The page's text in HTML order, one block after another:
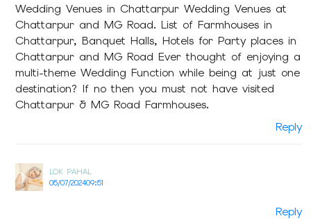
Wedding Venues in Chattarpur Wedding Venues at
Chattarpur and MG Road. List of Farmhouses in
Chattarpur, Banquet Halls, Hotels for Party places in
Chattarpur and MG Road Ever thought of enjoying a
multi-theme Wedding Function while being at just one
destination? If no then you must not have visited
Chattarpur & MG Road Farmhouses.
Reply
LOK PAHAL
05/07/202409:51
Reply